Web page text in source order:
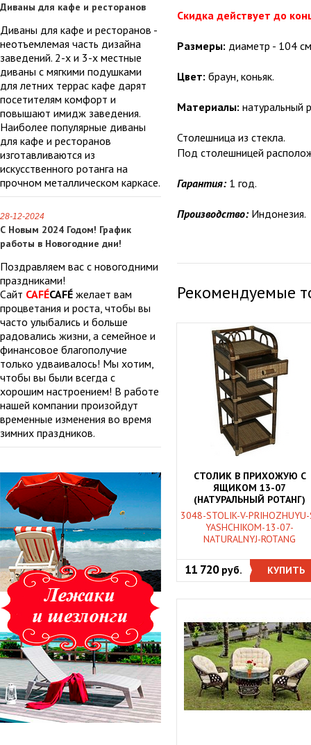
Диваны для кафе и ресторанов
Диваны для кафе и ресторанов -
неотъемлемая часть дизайна
заведений. 2-х и 3-х местные
диваны с мягкими подушками
для летних террас кафе дарят
посетителям комфорт и
повышают имидж заведения.
Наиболее популярные диваны
для кафе и ресторанов
изготавливаются из
искусственного ротанга на
прочном металлическом каркасе.
28-12-2024
С Новым 2024 Годом! График
работы в Новогодние дни!
Поздравляем вас с новогодними
праздниками!
Сайт CAFÉCAFÉ желает вам
процветания и роста, чтобы вы
часто улыбались и больше
радовались жизни, а семейное и
финансовое благополучие
только удваивалось! Мы хотим,
чтобы вы были всегда с
хорошим настроением! В работе
нашей компании произойдут
временные изменения во время
зимних праздников.
Скидка действует до
Размеры: диаметр - 104
Цвет: браун, коньяк.
Материалы: натуральный
Столешница из стекла.
Под столешницей
Гарантия: 1 год.
Производство: Индонезия.
Рекомендуемые
СТОЛИК В ПРИХОЖУЮ С
ЯЩИКОМ 13-07
(НАТУРАЛЬНЫЙ РОТАНГ)
3048-STOLIK-V-
YASHCHIKOM-13-07-
NATURALNYJ-ROTANG
11 720 руб. КУПИТЬ